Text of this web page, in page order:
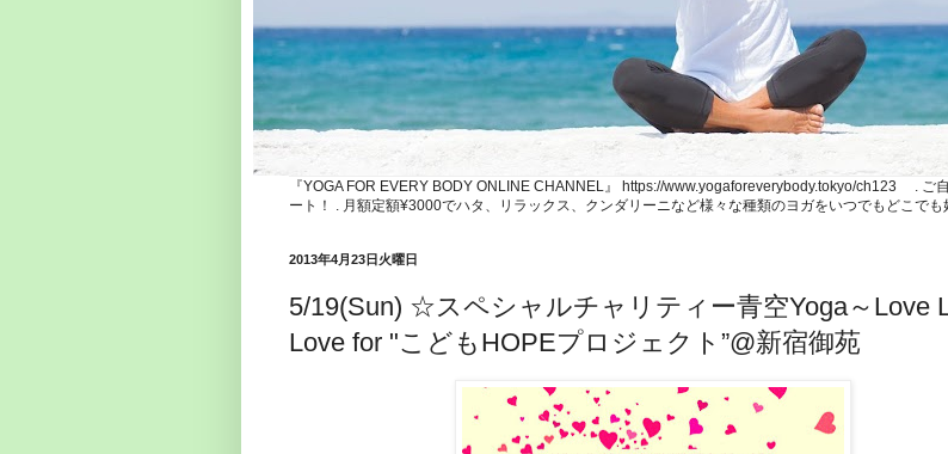
『YOGA FOR EVERY BODY ONLINE CHANNEL』 https://www.yogaforeverybody.tokyo/ch123 . ご
ート！ . 月額定額¥3000でハタ、リラックス、クンダリーニなど様々な種類のヨガをいつでもどこでも
2013年4月23日火曜日
5/19(Sun) ☆スペシャルチャリティー青空Yoga～Love
Love for "こどもHOPEプロジェクト”@新宿御苑